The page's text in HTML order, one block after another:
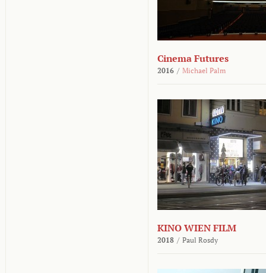
Cinema Futures
2016 / Michael Palm
KINO WIEN FILM
2018 / Paul Rosdy